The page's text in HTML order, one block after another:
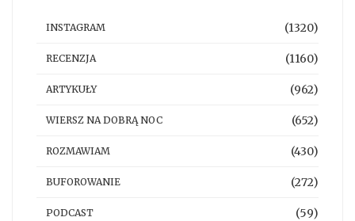
INSTAGRAM (1320)
RECENZJA (1160)
ARTYKUŁY (962)
WIERSZ NA DOBRĄ NOC (652)
ROZMAWIAM (430)
BUFOROWANIE (272)
PODCAST (59)